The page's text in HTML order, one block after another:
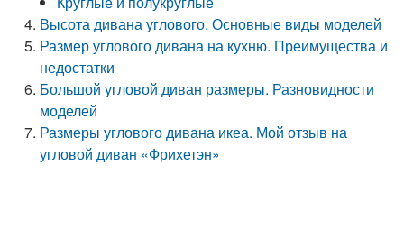
Высота дивана углового. Основные виды моделей
Размер углового дивана на кухню. Преимущества и
недостатки
Большой угловой диван размеры. Разновидности
моделей
Размеры углового дивана икеа. Мой отзыв на
угловой диван «Фрихетэн»